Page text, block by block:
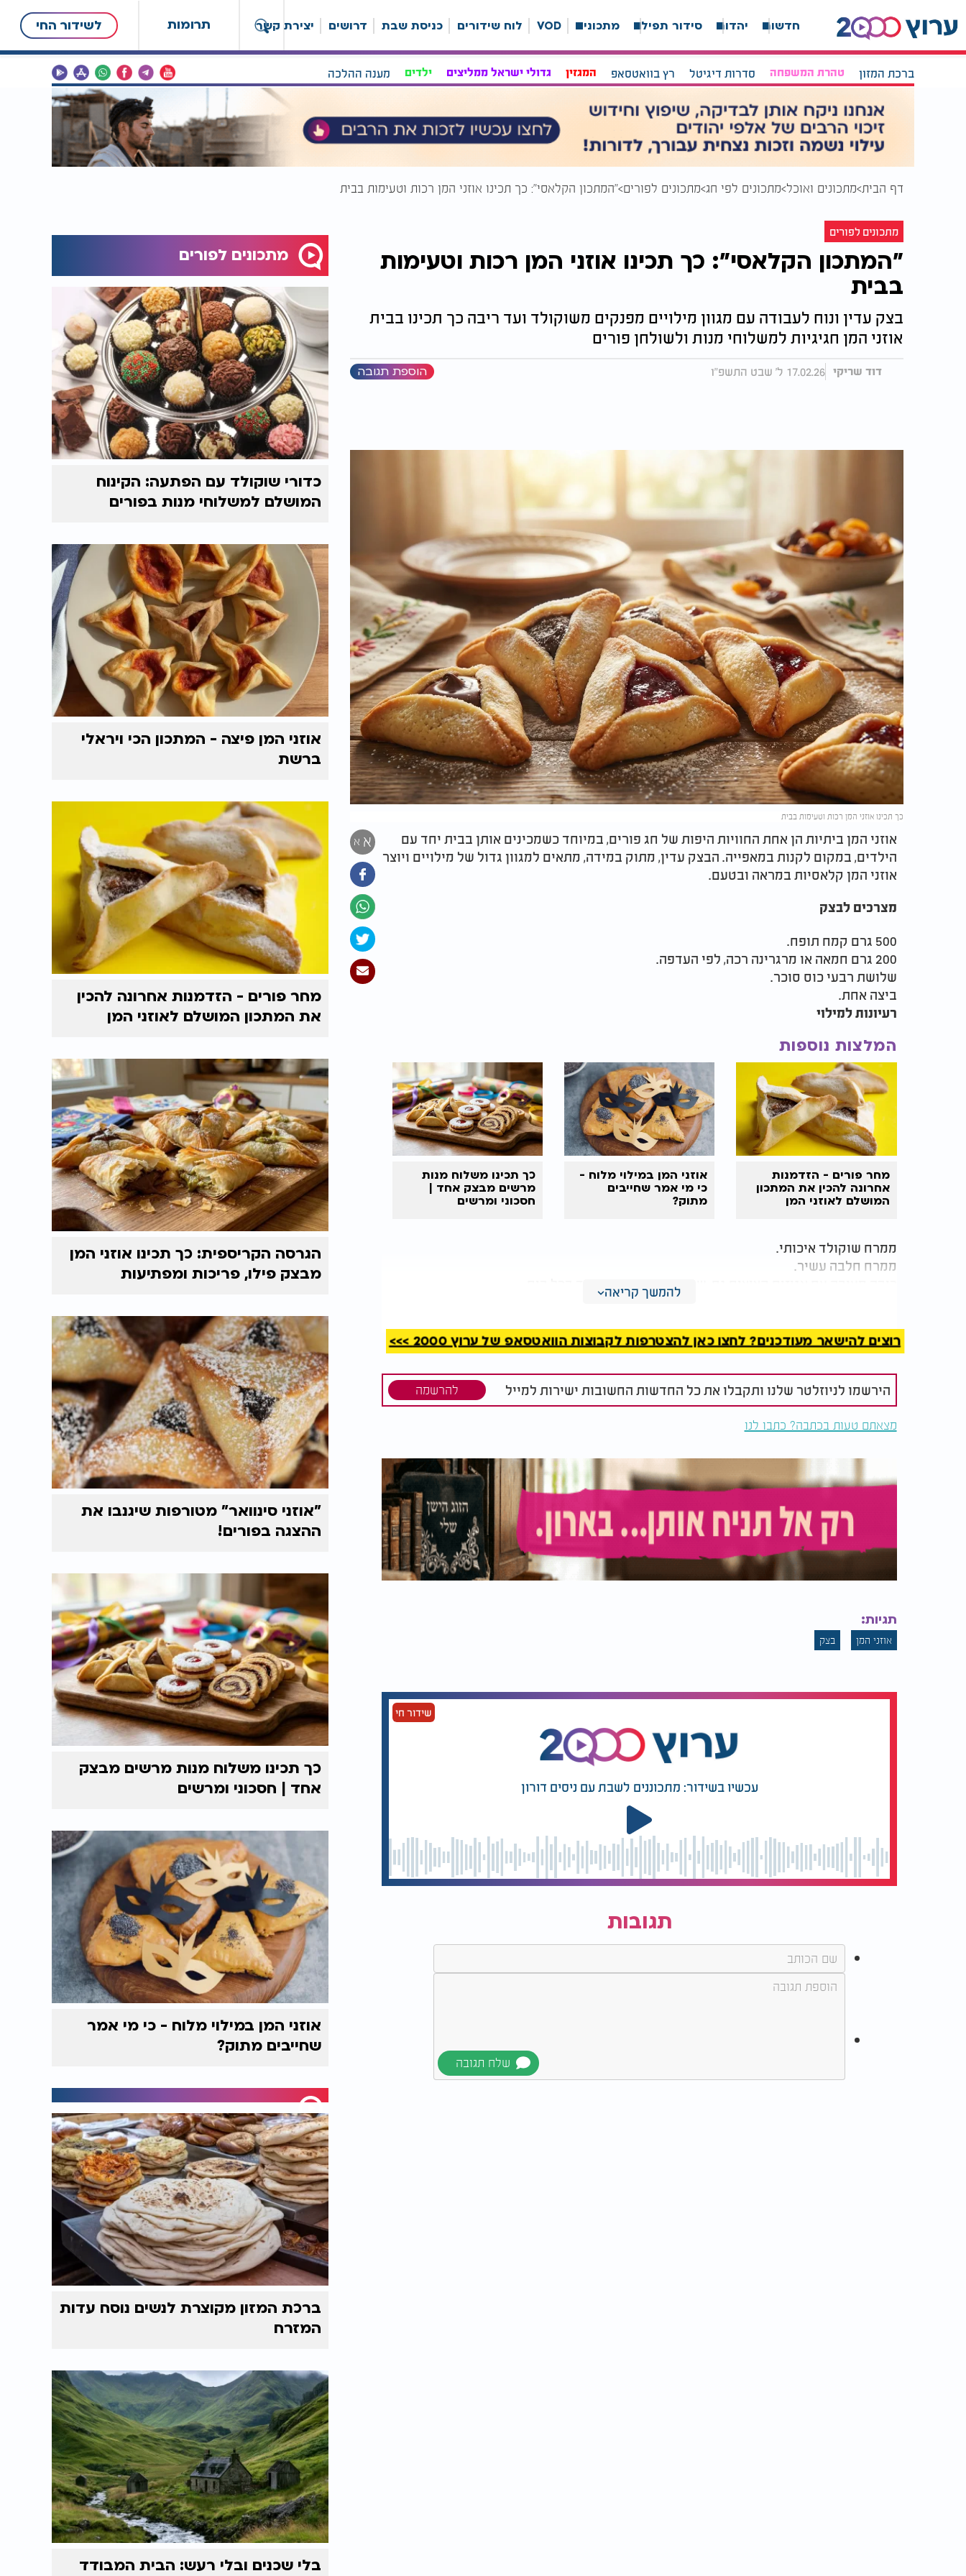
תרומות לשידור החי חדשות יהדות סידור תפילה מתכונים VOD לוח שידורים כניסת שבת דרושים יצירת קשר
ברכת המזון טהרת המשפחה סדרות דיגיטל רץ בוואטסאפ המגזין גדולי ישראל ממליצים ילדים מענה ההלכה
דף הבית מתכונים ואוכל מתכונים לפי חג מתכונים לפורים "המתכון הקלאסי": כך תכינו אוזני המן רכות וטעימות בבית
מתכונים לפורים
"המתכון הקלאסי": כך תכינו אוזני המן רכות וטעימות
בבית
בצק עדין ונוח לעבודה עם מגוון מילויים מפנקים משוקולד ועד ריבה כך תכינו בבית
אוזני המן חגיגיות למשלוחי מנות ולשולחן פורים
דוד שריקי 17.02.26 ל' שבט התשפ"ו הוספת תגובה
כך תכינו אוזני המן רכות וטעימות בבית
א א
אוזני המן ביתיות הן אחת החוויות היפות של חג פורים, במיוחד כשמכינים אותן בבית יחד עם
הילדים, במקום לקנות במאפייה. הבצק עדין, מתוק במידה, מתאים למגוון גדול של מילויים ויוצר
אוזני המן קלאסיות במראה ובטעם.​
מצרכים לבצק
500 גרם קמח תופח.​
200 גרם חמאה או מרגרינה רכה, לפי העדפה.​
שלושת רבעי כוס סוכר.​
ביצה אחת.​
רעיונות למילוי
המלצות נוספות
מחר פורים - הזדמנות
אחרונה להכין את המתכון
המושלם לאוזני המן
אוזני המן במילוי מלוח -
כי מי אמר שחייבים
מתוק?
כך תכינו משלוח מנות
מרשים מבצק אחד |
חסכוני ומרשים
ממרח שוקולד איכותי.​
ממרח חלבה עשיר.​
ריבה מעובה עם אגוזים קצוצים גס, שמוסיפים קראנץ' נחמד בכל ביס.​
מחממים את התנור לחום של 180 מעלות ומכינים תבנית עם נייר אפייה. בקערת מיקסר שמים
את החמאה או המרגרינה יחד עם הסוכר ומערבלים עד לקבלת תערובת אחידה ורכה. מוסיפים
את הביצה, מערבבים שוב, ואז מכניסים את הקמח בהדרגה עד שנוצר בצק חלק ונעים לעבודה.
עוטפים את הבצק בניילון נצמד, מניחים לו לנוח מעט בצד ומכינים בינתיים את המילוי
שבחרתם.​
עיגולים בעזרת כוס או רינג עגול ומניחים במרכז כל עיגול כפית מהמילוי. סוגרים בזהירות
לצורת משולש, כך שהמילוי מציץ מעט אך לא נוזל, ומסדרים את אוזני ההמן על התבנית ברווחים.​
מכניסים לתנור ואופים כעשרים דקות, עד שהאוזניים מזהיבות בשוליים ונשארות בהירות יחסית
במרכז. בסיום אפשר לפזר מעל אבקת סוכר לקבלת מראה חגיגי וטעם נוסף של מתיקות עדינה,
ולהגיש על מגש יפה למשלוחי מנות או לשולחן החג.​
להמשך קריאה
רוצים להישאר מעודכנים? לחצו כאן להצטרפות לקבוצות הוואטסאפ של ערוץ 2000 >>>
הירשמו לניוזלטר שלנו ותקבלו את כל החדשות החשובות ישירות למייל להרשמה
מצאתם טעות בכתבה? כתבו לנו
תגיות:
אוזני המן בצק
שידור חי
עכשיו בשידור: מתכוננים לשבת עם ניסים דורון
תגובות
מתכונים לפורים
כדורי שוקולד עם הפתעה: הקינוח
המושלם למשלוחי מנות בפורים
אוזני המן פיצה - המתכון הכי ויראלי
ברשת
מחר פורים - הזדמנות אחרונה להכין
את המתכון המושלם לאוזני המן
הגרסה הקריספית: כך תכינו אוזני המן
מבצק פילו, פריכות ומפתיעות
"אוזני סינוואר" מטורפות שיגנבו את
ההצגה בפורים!
כך תכינו משלוח מנות מרשים מבצק
אחד | חסכוני ומרשים
אוזני המן במילוי מלוח - כי מי אמר
שחייבים מתוק?
ברכת המזון מקוצרת לנשים נוסח עדות
המזרח
בלי שכנים ובלי רעש: הבית המבודד